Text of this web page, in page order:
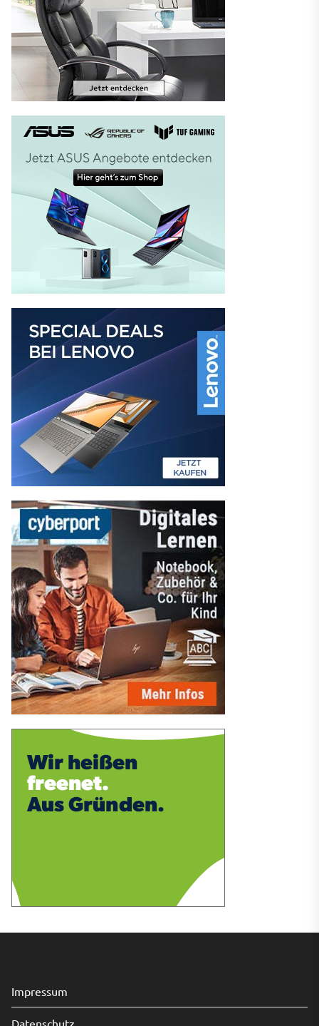
Impressum
Datenschutz